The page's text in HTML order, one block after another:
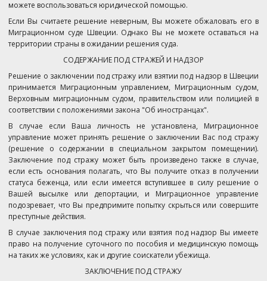
можете воспользоваться юридической помощью.
Если Вы считаете решение неверным, Вы можете обжаловать его в
Миграционном суде Швеции. Однако Вы не можете оставаться на
территории страны в ожидании решения суда.
СОДЕРЖАНИЕ ПОД СТРАЖЕЙ И НАДЗОР
Решение о заключении под стражу или взятии под надзор в Швеции
принимается Миграционным управлением, Миграционным судом,
Верховным миграционным судом, правительством или полицией в
соответствии с положениями закона "Об иностранцах".
В случае если Ваша личность не установлена, Миграционное
управление может принять решение о заключении Вас под стражу
(решение о содержании в специальном закрытом помещении).
Заключение под стражу может быть произведено также в случае,
если есть основания полагать, что Вы получите отказ в получении
статуса беженца, или если имеется вступившее в силу решение о
Вашей высылке или депортации, и Миграционное управление
подозревает, что Вы предпримите попытку скрыться или совершите
преступные действия.
В случае заключения под стражу или взятия под надзор Вы имеете
право на получение суточного по пособия и медицинскую помощь
на таких же условиях, как и другие соискатели убежища.
ЗАКЛЮЧЕНИЕ ПОД СТРАЖУ